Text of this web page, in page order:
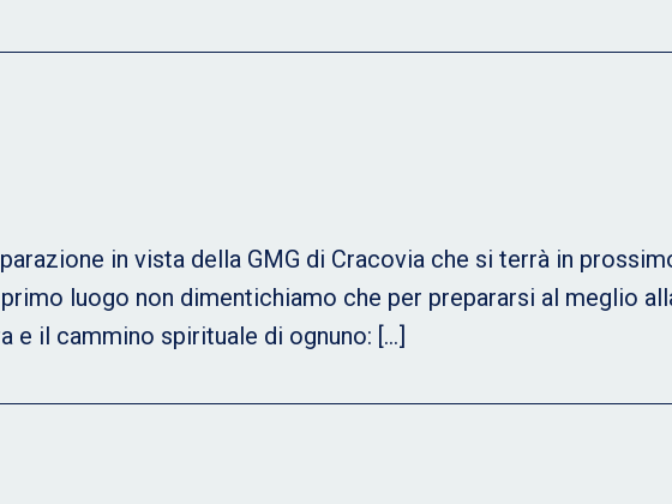
in vista della GMG di Cracovia che si terrà in
luogo non dimentichiamo che per prepararsi al meglio
e il cammino spirituale di ognuno: […]